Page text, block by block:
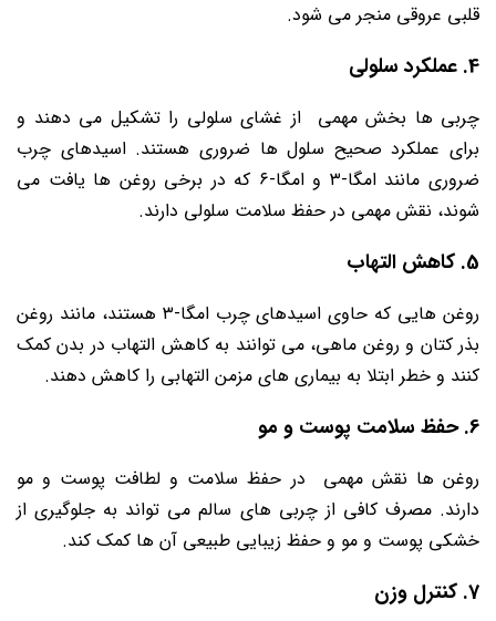
قلبی عروقی منجر می ‌شود.
4. عملکرد سلولی
چربی ‌ها بخش مهمی از غشای سلولی را تشکیل می ‌دهند و
برای عملکرد صحیح سلول‌ ها ضروری هستند. اسیدهای چرب
ضروری مانند امگا-۳ و امگا-۶ که در برخی روغن‌ ها یافت می
‌شوند، نقش مهمی در حفظ سلامت سلولی دارند.
5. کاهش التهاب
روغن ‌هایی که حاوی اسیدهای چرب امگا-۳ هستند، مانند روغن
بذر کتان و روغن ماهی، می ‌توانند به کاهش التهاب در بدن کمک
کنند و خطر ابتلا به بیماری‌ های مزمن التهابی را کاهش دهند.
6. حفظ سلامت پوست و مو
روغن ‌ها نقش مهمی در حفظ سلامت و لطافت پوست و مو
دارند. مصرف کافی از چربی ‌های سالم می ‌تواند به جلوگیری از
خشکی پوست و مو و حفظ زیبایی طبیعی آن ‌ها کمک کند.
7. کنترل وزن